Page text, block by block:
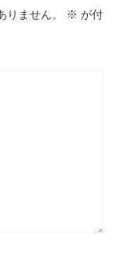
ません。 ※ が付